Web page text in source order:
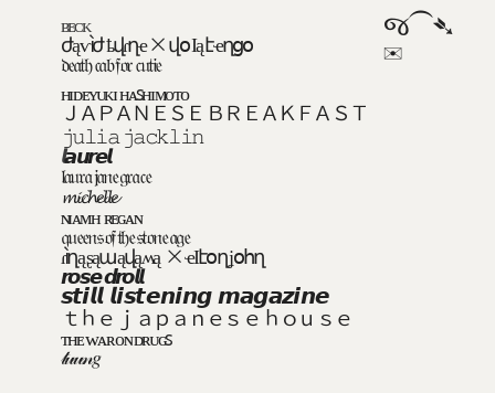
જ⁀➴
✉︎
ʙᴇᴄᴋ
ժąѵìժ ҍվɾղҽ × վօ Ӏą էҽղցօ
𝔡𝔢𝔞𝔱𝔥 𝔠𝔞𝔟 𝔣𝔬𝔯 𝔠𝔲𝔱𝔦𝔢
ʜɪᴅᴇʏᴜᴋɪ ʜᴀꜱʜɪᴍᴏᴛᴏ
ＪＡＰＡＮＥＳＥ ＢＲＥＡＫＦＡＳＴ
𝚓𝚞𝚕𝚒𝚊 𝚓𝚊𝚌𝚔𝚕𝚒𝚗
𝙡𝙖𝙪𝙧𝙚𝙡
𝔩𝔞𝔲𝔯𝔞 𝔧𝔞𝔫𝔢 𝔤𝔯𝔞𝔠𝔢
𝓶𝓲𝓬𝓱𝓮𝓵𝓵𝓮
ɴɪᴀᴍʜ  ʀᴇɢᴀɴ
𝔮𝔲𝔢𝔢𝔫𝔰 𝔬𝔣 𝔱𝔥𝔢 𝔰𝔱𝔬𝔫𝔢 𝔞𝔤𝔢
ɾìղą ʂąաąվąʍą  × ҽӀէօղ ʝօհղ
𝙧𝙤𝙨𝙚 𝙙𝙧𝙤𝙡𝙡
𝙨𝙩𝙞𝙡𝙡 𝙡𝙞𝙨𝙩𝙚𝙣𝙞𝙣𝙜 𝙢𝙖𝙜𝙖𝙯𝙞𝙣𝙚
ｔｈｅ ｊａｐａｎｅｓｅ ｈｏｕｓｅ
ᴛʜᴇ ᴡᴀʀ ᴏɴ ᴅʀᴜɢꜱ
𝓉𝓊𝓊𝓃𝑔